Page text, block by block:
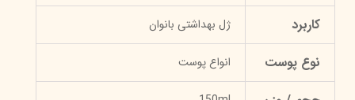
کاربرد ژل بهداشتی بانوان
نوع پوست انواع پوست